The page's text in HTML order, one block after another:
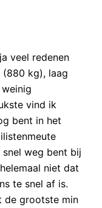
veel redenen
kg), laag
vind ik
bent in het
weg bent bij
niet dat
te snel af is.
de grootste min